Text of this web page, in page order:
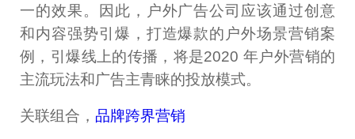
一的效果。因此，户外广告公司应该通过创意
和内容强势引爆，打造爆款的户外场景营销案
例，引爆线上的传播，将是2020 年户外营销的
主流玩法和广告主青睐的投放模式。
关联组合， 品牌跨界营销